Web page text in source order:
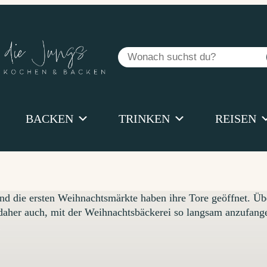
Suchen
BACKEN TRINKEN REISEN